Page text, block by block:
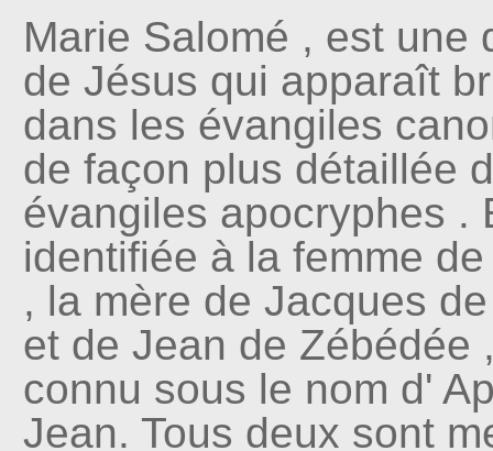
Marie Salomé , est une
de Jésus qui apparaît
dans les évangiles
de façon plus détaillée
évangiles apocryphes .
identifiée à la femme
, la mère de Jacques
et de Jean de Zébédée
connu sous le nom d'
Jean. Tous deux sont